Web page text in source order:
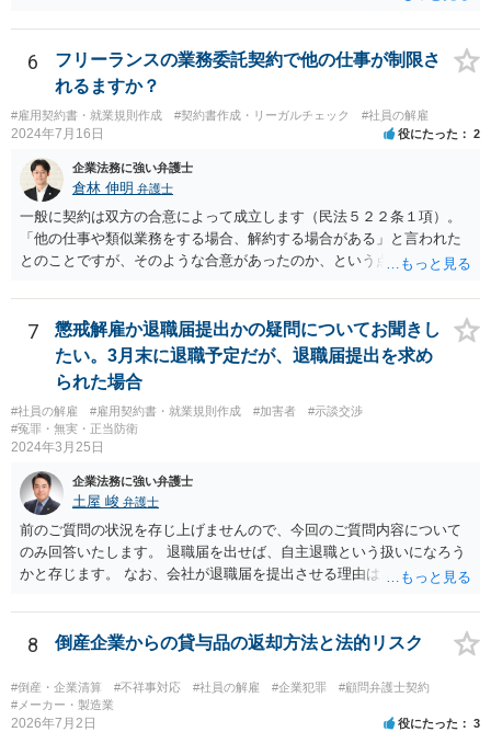
以上、 基本的には損害賠償額の予定は有効です。 相手方に債務の不履
行があるということであれば、 その部分を主張できるかを検討するこ
ととなります。
6
フリーランスの業務委託契約で他の仕事が制限さ
れるますか？
#雇用契約書・就業規則作成 #契約書作成・リーガルチェック #社員の解雇
2024年7月16日 役にたった 2
企業法務に強い弁護士
倉林 伸明 弁護士
一般に契約は双方の合意によって成立します（民法５２２条１項）。
「他の仕事や類似業務をする場合、解約する場合がある」と言われた
とのことですが、そのような合意があったのか、という点を最初に確
ったのではないでしょうか。 また、フリーランスの方との取引で、
「紙の書面で契約締結を行っているのは全体の4割弱にとどまってい
る」との報告もあります（「フリーランス白書２０２０」）。「トラ
ブルが発生している取引の45.5%が口頭による契約締結であり、口約
束の横行がトラブルを生じやすくしている」とも。（同） 詳しくお話
を伺う必要がありますが、”言われた”ということで、もしかしたら書面
で契約を締結していないのかもしれません。契約書がないためにトラ
ブルが生じることは上記のとおり珍しくありません。 もし契約書がな
いようでしたら、ご自身の権利を守り義務の範囲を明確にするため、
契約書を作成することをお勧めします。 契約書の支援について、弁護
士にご相談されるのもお勧めです。
7
懲戒解雇か退職届提出かの疑問についてお聞きし
たい。3月末に退職予定だが、退職届提出を求め
られた場合
#社員の解雇 #雇用契約書・就業規則作成 #加害者
#示談交渉
#冤罪・無実・正当防衛
2024年3月25日
企業法務に強い弁護士
土屋 峻 弁護士
前のご質問の状況を存じ上げませんので、今回のご質問内容について
のみ回答いたします。 退職届を出せば、自主退職という扱いになろう
かと存じます。 なお、会社が退職届を提出させる理由は、後日解雇無
ったと体裁を整えるためであることが多いです。 ただ、実際に懲戒解
雇事由が認められそうなのであれば、穏便な形である自主退職をした
8 倒産企業からの貸与品の返却方法と法的リスク
#倒産・企業清算 #不祥事対応 #社員の解雇 #企業犯罪
#顧問弁護士契約
#メーカー・製造業
2026年7月2日 役にたった 3